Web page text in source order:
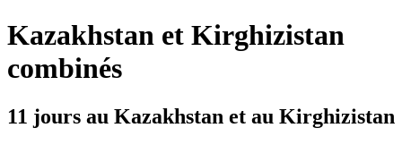
Kazakhstan et Kirghizistan
combinés
11 jours au Kazakhstan et au Kirghizistan